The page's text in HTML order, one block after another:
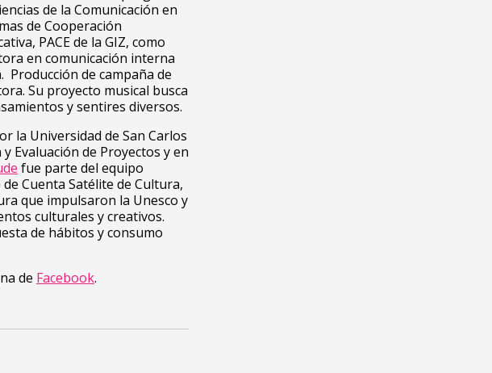
de la Comunicación en
de Cooperación
PACE de la GIZ, como
en comunicación interna
Producción de campaña de
Su proyecto musical busca
y sentires diversos.
la Universidad de San Carlos
Evaluación de Proyectos y en
fue parte del equipo
Cuenta Satélite de Cultura,
que impulsaron la Unesco y
culturales y creativos.
de hábitos y consumo
de Facebook.